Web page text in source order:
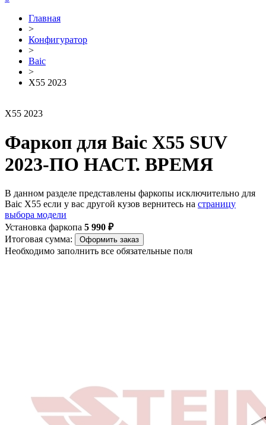
Главная
>
Конфигуратор
>
Baic
>
X55 2023
X55 2023
Фаркоп для Baic X55 SUV
2023-ПО НАСТ. ВРЕМЯ
В данном разделе представлены фаркопы исключительно для
Baic X55 если у вас другой кузов вернитесь на страницу
выбора модели
Установка фаркопа 5 990 ₽
Итоговая сумма:
Оформить заказ
Необходимо заполнить все обязательные поля